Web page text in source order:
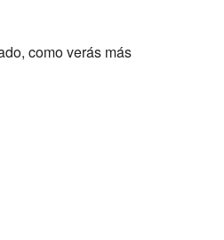
como verás más